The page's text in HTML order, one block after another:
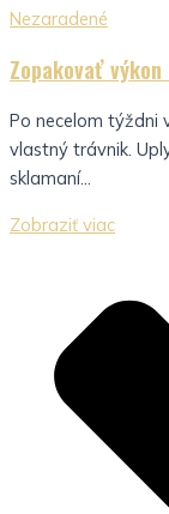
Nezaradené
Zopakovať
Po necelom týždni
vlastný trávnik.
sklamaní...
Zobraziť viac